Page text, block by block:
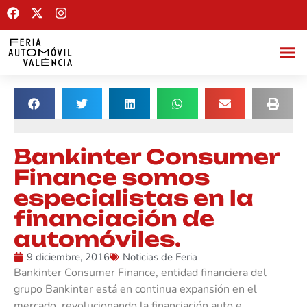
Bankinter Consumer
Finance somos
especialistas en la
financiación de
automóviles.
9 diciembre, 2016 Noticias de Feria
Bankinter Consumer Finance, entidad financiera del
grupo Bankinter está en continua expansión en el